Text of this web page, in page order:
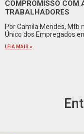
COMPROMISSO COM
TRABALHADORES
Por Camila Mendes, Mtb
Único dos Empregados
LEIA MAIS »